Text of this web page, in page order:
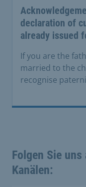
declaration of
already issued
If you are the
married to the
recognise
Folgen Sie
Kanälen: